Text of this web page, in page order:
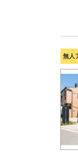
無人